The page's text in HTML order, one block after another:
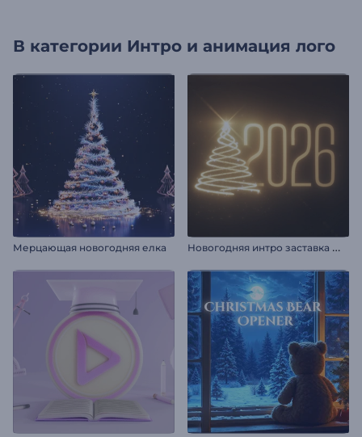
В категории Интро и анимация лого
Мерцающая новогодняя елка Н
овогодняя интро заставка Мерцание огней